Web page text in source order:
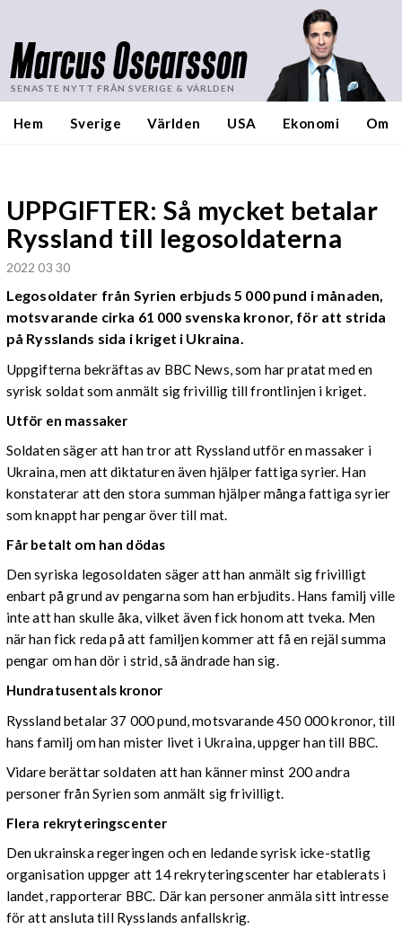
Marcus Oscarsson
SENASTE NYTT FRÅN SVERIGE & VÄRLDEN
Hem Sverige Världen USA Ekonomi Om
UPPGIFTER: Så mycket betalar
Ryssland till legosoldaterna
2022 03 30
Legosoldater från Syrien erbjuds 5 000 pund i månaden,
motsvarande cirka 61 000 svenska kronor, för att strida
på Rysslands sida i kriget i Ukraina.
Uppgifterna bekräftas av BBC News, som har pratat med en
syrisk soldat som anmält sig frivillig till frontlinjen i kriget.
Utför en massaker
Soldaten säger att han tror att Ryssland utför en massaker i
Ukraina, men att diktaturen även hjälper fattiga syrier. Han
konstaterar att den stora summan hjälper många fattiga syrier
som knappt har pengar över till mat.
Får betalt om han dödas
Den syriska legosoldaten säger att han anmält sig frivilligt
enbart på grund av pengarna som han erbjudits. Hans familj ville
inte att han skulle åka, vilket även fick honom att tveka. Men
när han fick reda på att familjen kommer att få en rejäl summa
pengar om han dör i strid, så ändrade han sig.
Hundratusentals kronor
Ryssland betalar 37 000 pund, motsvarande 450 000 kronor, till
hans familj om han mister livet i Ukraina, uppger han till BBC.
Vidare berättar soldaten att han känner minst 200 andra
personer från Syrien som anmält sig frivilligt.
Flera rekryteringscenter
Den ukrainska regeringen och en ledande syrisk icke-statlig
organisation uppger att 14 rekryteringscenter har etablerats i
landet, rapporterar BBC. Där kan personer anmäla sitt intresse
för att ansluta till Rysslands anfallskrig.